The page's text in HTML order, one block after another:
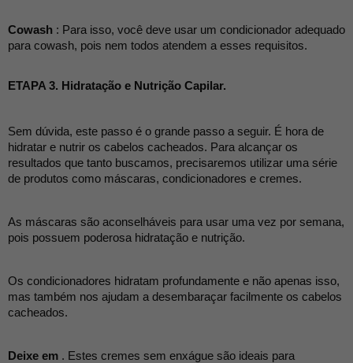
Cowash : Para isso, você deve usar um condicionador adequado
para cowash, pois nem todos atendem a esses requisitos.
ETAPA 3. Hidratação e Nutrição Capilar.
Sem dúvida, este passo é o grande passo a seguir. É hora de
hidratar e nutrir os cabelos cacheados. Para alcançar os
resultados que tanto buscamos, precisaremos utilizar uma série
de produtos como máscaras, condicionadores e cremes.
As máscaras são aconselháveis para usar uma vez por semana,
pois possuem poderosa hidratação e nutrição.
Os condicionadores hidratam profundamente e não apenas isso,
mas também nos ajudam a desembaraçar facilmente os cabelos
cacheados.
Deixe em . Estes cremes sem enxágue são ideais para